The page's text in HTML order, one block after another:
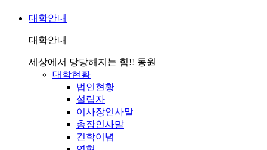
대학안내
대학안내
세상에서 당당해지는 힘!! 동원
대학현황
법인현황
설립자
이사장인사말
총장인사말
건학이념